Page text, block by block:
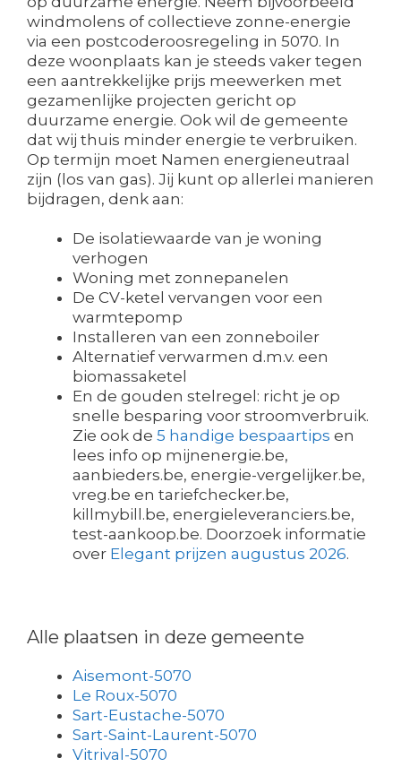
windmolens of collectieve zonne-energie
via een postcoderoosregeling in 5070. In
deze woonplaats kan je steeds vaker tegen
een aantrekkelijke prijs meewerken met
gezamenlijke projecten gericht op
duurzame energie. Ook wil de gemeente
dat wij thuis minder energie te verbruiken.
Op termijn moet Namen energieneutraal
zijn (los van gas). Jij kunt op allerlei manieren
bijdragen, denk aan:
De isolatiewaarde van je woning
verhogen
Woning met zonnepanelen
De CV-ketel vervangen voor een
warmtepomp
Installeren van een zonneboiler
Alternatief verwarmen d.m.v. een
biomassaketel
En de gouden stelregel: richt je op
snelle besparing voor stroomverbruik.
Zie ook de 5 handige bespaartips en
lees info op mijnenergie.be,
aanbieders.be, energie-vergelijker.be,
vreg.be en tariefchecker.be,
killmybill.be, energieleveranciers.be,
test-aankoop.be. Doorzoek informatie
over Elegant prijzen augustus 2026.
Alle plaatsen in deze gemeente
Aisemont-5070
Le Roux-5070
Sart-Eustache-5070
Sart-Saint-Laurent-5070
Vitrival-5070